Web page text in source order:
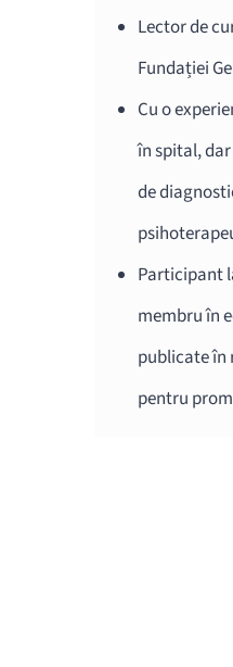
Lector de
Fundației
Cu o
în spital,
de
Participant
membru în
publicate în
pentru